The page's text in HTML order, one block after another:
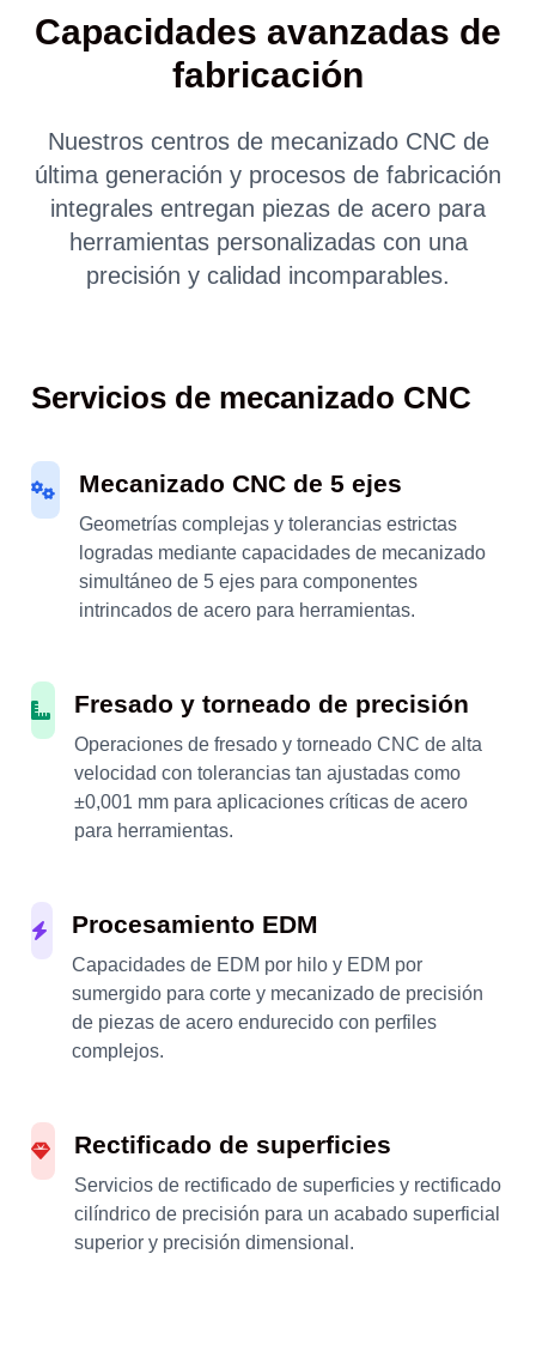
Capacidades avanzadas de
fabricación
Nuestros centros de mecanizado CNC de
última generación y procesos de fabricación
integrales entregan piezas de acero para
herramientas personalizadas con una
precisión y calidad incomparables.
Servicios de mecanizado CNC
Mecanizado CNC de 5 ejes
Geometrías complejas y tolerancias estrictas
logradas mediante capacidades de mecanizado
simultáneo de 5 ejes para componentes
intrincados de acero para herramientas.
Fresado y torneado de precisión
Operaciones de fresado y torneado CNC de alta
velocidad con tolerancias tan ajustadas como
±0,001 mm para aplicaciones críticas de acero
para herramientas.
Procesamiento EDM
Capacidades de EDM por hilo y EDM por
sumergido para corte y mecanizado de precisión
de piezas de acero endurecido con perfiles
complejos.
Rectificado de superficies
Servicios de rectificado de superficies y rectificado
cilíndrico de precisión para un acabado superficial
superior y precisión dimensional.